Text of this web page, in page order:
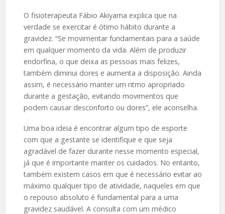
O fisioterapeuta Fábio Akiyama explica que na
verdade se exercitar é ótimo hábito durante a
gravidez. “Se movimentar fundamentais para a saúde
em qualquer momento da vida. Além de produzir
endorfina, o que deixa as pessoas mais felizes,
também diminui dores e aumenta a disposição. Ainda
assim, é necessário manter um ritmo apropriado
durante a gestação, evitando movimentos que
podem causar desconforto ou dores”, ele aconselha.
Uma boa ideia é encontrar algum tipo de esporte
com que a gestante se identifique e que seja
agradável de fazer durante nesse momento especial,
já que é importante manter os cuidados. No entanto,
também existem casos em que é necessário evitar ao
máximo qualquer tipo de atividade, naqueles em que
o repouso absoluto é fundamental para a uma
gravidez saudável. A consulta com um médico